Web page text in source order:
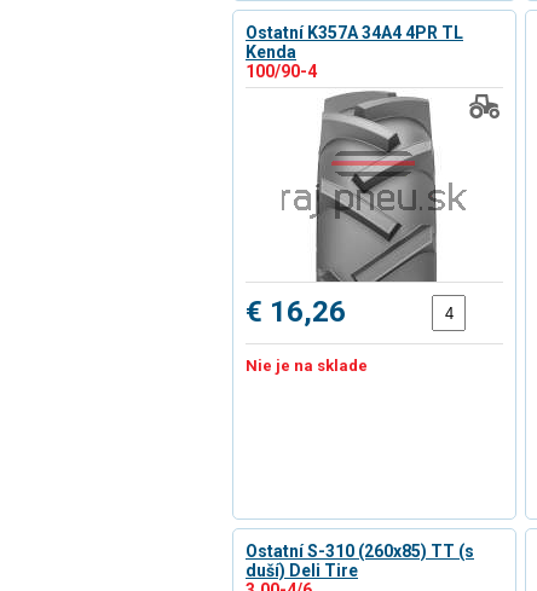
Ostatní K357A 34A4 4PR TL
Kenda
100/90-4
€ 16,26
Nie je na sklade
Ostatní S-310 (260x85) TT (s
duší) Deli Tire